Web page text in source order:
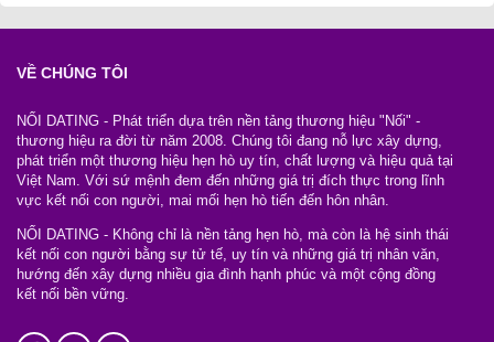
VỀ CHÚNG TÔI
NỐI DATING - Phát triển dựa trên nền tảng thương hiệu "Nối" -
thương hiệu ra đời từ năm 2008. Chúng tôi đang nỗ lực xây dựng,
phát triển một thương hiệu hẹn hò uy tín, chất lượng và hiệu quả tại
Việt Nam. Với sứ mệnh đem đến những giá trị đích thực trong lĩnh
vực kết nối con người, mai mối hẹn hò tiến đến hôn nhân.
NỐI DATING - Không chỉ là nền tảng hẹn hò, mà còn là hệ sinh thái
kết nối con người bằng sự tử tế, uy tín và những giá trị nhân văn,
hướng đến xây dựng nhiều gia đình hạnh phúc và một cộng đồng
kết nối bền vững.